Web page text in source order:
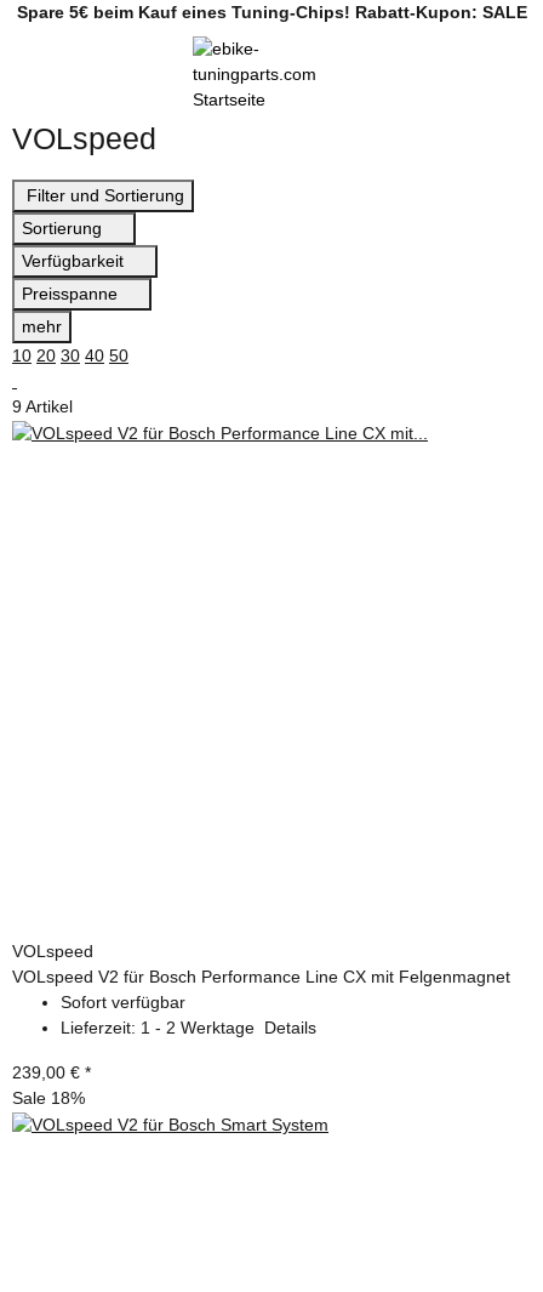
Spare 5€ beim Kauf eines Tuning-Chips! Rabatt-Kupon: SALE
VOLspeed
Filter und Sortierung
Sortierung
Verfügbarkeit
Preisspanne
mehr
10 20 30 40 50
9 Artikel
VOLspeed
VOLspeed V2 für Bosch Performance Line CX mit Felgenmagnet
Sofort verfügbar
Lieferzeit: 1 - 2 Werktage Details
239,00 € *
Sale 18%